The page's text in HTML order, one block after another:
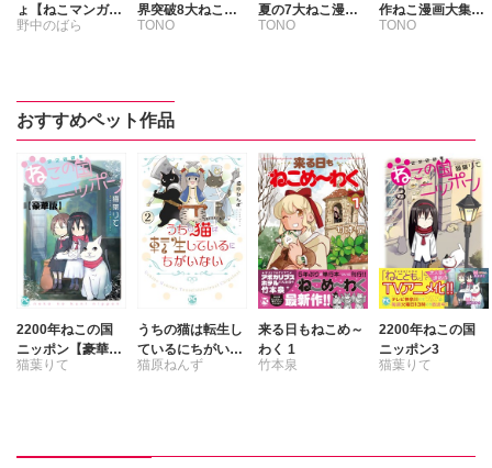
ょ【ねこマンガ完
全版】
野中のばら
界突破8大ねこ漫
画にゃんこ盛り号
TONO
たぁぽん
なかやまさち
へうがけん
勝川ユミ 竹本泉
猫葉りて
木月けいこ
野中のばら
浪花愛
夏の7大ねこ漫画
祭り!!
TONO
永井くろ
佐々木史
篠原烏童
曽根麻矢 竹本泉
木月けいこ
野中のばら
作ねこ漫画大集結
SP
TONO
へうがけん
めで鯛 九条友淀
竹本泉 福島正則
野中のばら
おすすめペット作品
2200年ねこの国
ニッポン【豪華
版】
猫葉りて
うちの猫は転生し
ているにちがいな
い2
猫原ねんず
来る日もねこめ～
わく 1
竹本泉
2200年ねこの国
ニッポン3
猫葉りて